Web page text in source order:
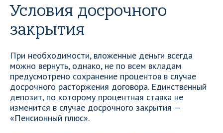
Условия досрочного
закрытия
При необходимости, вложенные деньги всегда
можно вернуть, однако, не по всем вкладам
предусмотрено сохранение процентов в случае
досрочного расторжения договора. Единственный
депозит, по которому процентная ставка не
изменится в случае досрочного закрытия —
«Пенсионный плюс».